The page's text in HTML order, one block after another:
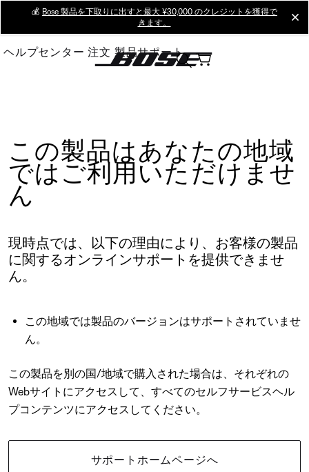
Main
💰 Bose 製品を下取りに出すと最大 ¥30,000 のクレジットを獲得で
きます。
ヘルプセンター 注文 製品サポート
この製品はあなたの地域
ではご利用いただけませ
ん
現時点では、以下の理由により、お客様の製品
に関するオンラインサポートを提供できませ
ん。
この地域では製品のバージョンはサポートされていませ
ん。
この製品を別の国/地域で購入された場合は、それぞれの
Webサイトにアクセスして、すべてのセルフサービスヘル
プコンテンツにアクセスしてください。
サポートホームページへ